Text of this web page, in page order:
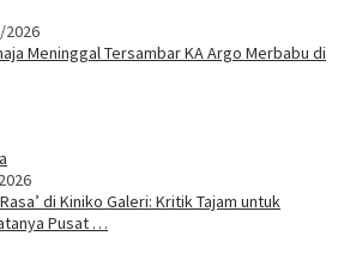
2026
Meninggal Tersambar KA Argo Merbabu di
di Kiniko Galeri: Kritik Tajam untuk
Pusat …